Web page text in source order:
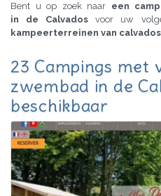
Bent u op zoek naar een
in de Calvadosvoor uw
kampeerterreinen van calvados
23 Campings met
zwembad in de
beschikbaar